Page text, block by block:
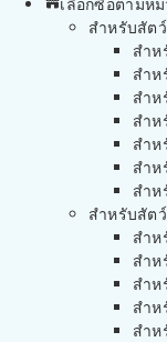
สำหรับสัต
สำห
สำห
สำห
สำห
สำห
สำห
สำห
สำหรับสัต
สำห
สำห
สำห
สำห
สำห